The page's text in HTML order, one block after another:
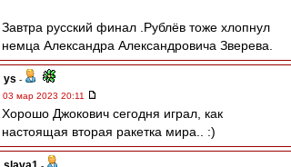
Завтра русский финал .Рублёв тоже хлопнул
немца Александра Александровича Зверева.
ys -
03 мар 2023 20:11
Хорошо Джокович сегодня играл, как
настоящая вторая ракетка мира.. :)